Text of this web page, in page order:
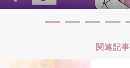
関連記事